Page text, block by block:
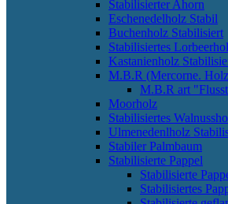
Stabilisierter Ahorn
Eschenedelholz Stabil
Buchenholz Stabilisiert
Stabilisiertes
Kastanienholz
M.B.R (Mercorne.
M.B.R art
Moorholz
Stabilisiertes
Ulmenedenlholz
Stabiler Palmbaum
Stabilisierte Pappel
Stabilisierte
Stabilisiertes